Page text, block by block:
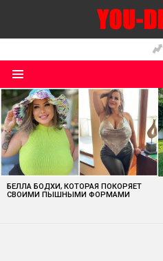
MOST
VIEWED
STORIES
БЕЛЛА БОДХИ, КОТОРАЯ ПОКОРЯЕТ
СВОИМИ ПЫШНЫМИ ФОРМАМИ